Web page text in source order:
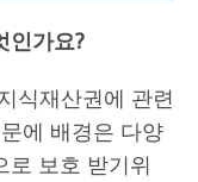
인가요?
식재산권에 관련
에 배경은 다양
로 보호 받기위